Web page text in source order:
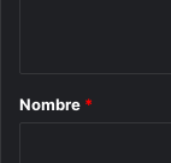
rNombre *